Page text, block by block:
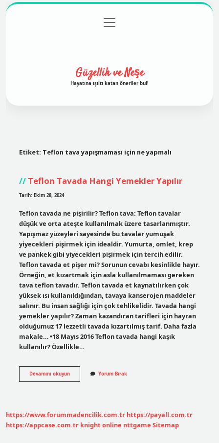
Gizlilik Politikası
menüyü
aç
Güzellik ve Neşe
Hayatına ışıltı katan öneriler bul!
Etiket: Teflon tava yapışmaması için ne yapmalı
Teflon Tavada Hangi Yemekler Yapılır
Tarih: Ekim 28, 2024
Teflon tavada ne pişirilir? Teflon tava: Teflon tavalar
düşük ve orta ateşte kullanılmak üzere tasarlanmıştır.
Yapışmaz yüzeyleri sayesinde bu tavalar yumuşak
yiyecekleri pişirmek için idealdir. Yumurta, omlet, krep
ve pankek gibi yiyecekleri pişirmek için tercih edilir.
Teflon tavada et pişer mi? Sorunun cevabı kesinlikle hayır.
Örneğin, et kızartmak için asla kullanılmaması gereken
tava teflon tavadır. Teflon tavada et kaynatılırken çok
yüksek ısı kullanıldığından, tavaya kanserojen maddeler
salınır. Bu insan sağlığı için çok tehlikelidir. Tavada hangi
yemekler yapılır? Zaman kazandıran tarifleri için hayran
olduğumuz 17 lezzetli tavada kızartılmış tarif. Daha fazla
makale… •18 Mayıs 2016 Teflon tavada hangi kaşık
kullanılır? Özellikle…
Devamını okuyunTeflon
Tavada
Yorum Bırak
https://www.forummadencilik.com.tr https://payall.com.tr
https://appcase.com.tr knight online nttgame Sitemap